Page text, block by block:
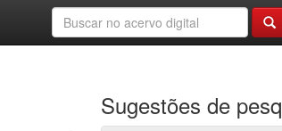
Sugestões de